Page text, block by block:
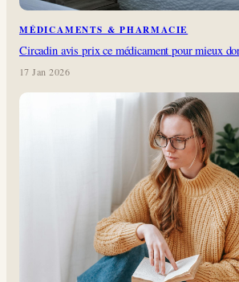
MÉDICAMENTS & PHARMACIE
Circadin avis prix ce médicament pour mieux
17 Jan 2026